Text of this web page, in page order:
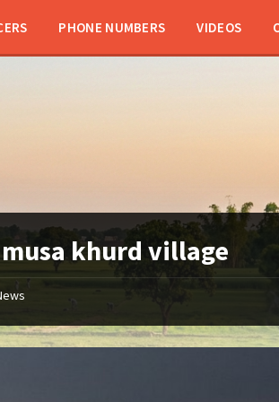
PHONE NUMBERS VIDEOS
musa khurd village